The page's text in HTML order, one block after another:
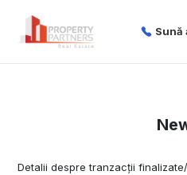
Sună
Detalii despre tranzacții